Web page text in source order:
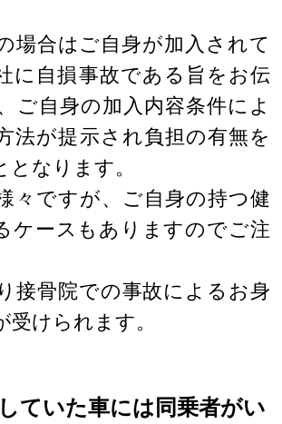
場合はご自身が加入されて
に自損事故である旨をお伝
ご自身の加入内容条件によ
法が提示され負担の有無を
なります。
々ですが、ご自身の持つ健
ケースもありますのでご注
接骨院での事故によるお身
受けられます。
ていた車には同乗者がい